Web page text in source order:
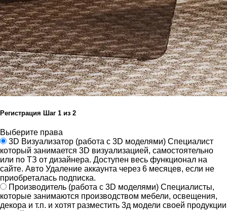
Регистрация Шаг 1 из 2
Выберите права
3D Визуализатор (работа с 3D моделями) Специалист
который занимается 3D визуализацией, самостоятельно
или по ТЗ от дизайнера. Доступен весь функционал на
сайте. Авто Удаление аккаунта через 6 месяцев, если не
приобреталась подписка.
Производитель (работа с 3D моделями) Специалисты,
которые занимаются производством мебели, освещения,
декора и т.п. и хотят разместить 3д модели своей продукции